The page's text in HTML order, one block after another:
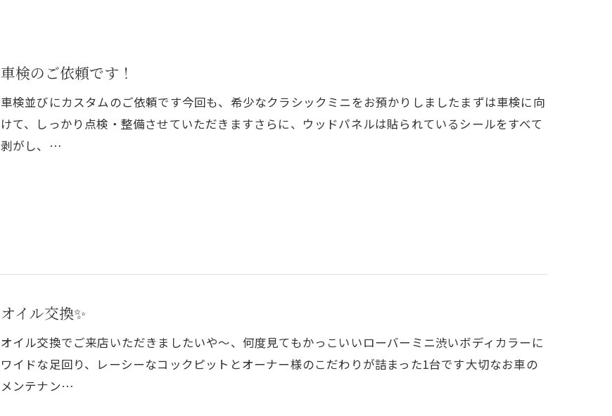
車検のご依頼です！
車検並びにカスタムのご依頼です今回も、希少なクラシックミニをお預かりしましたまずは車検に向
けて、しっかり点検・整備させていただきますさらに、ウッドパネルは貼られているシールをすべて
剥がし、…
オイル交換✨
オイル交換でご来店いただきましたいや～、何度見てもかっこいいローバーミニ渋いボディカラーに
ワイドな足回り、レーシーなコックピットとオーナー様のこだわりが詰まった1台です大切なお車の
メンテナン…